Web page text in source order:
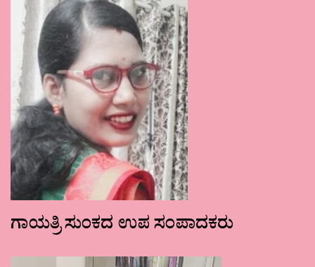
ಗಾಯತ್ರಿ ಸುಂಕದ ಉಪ ಸಂಪಾದಕರು